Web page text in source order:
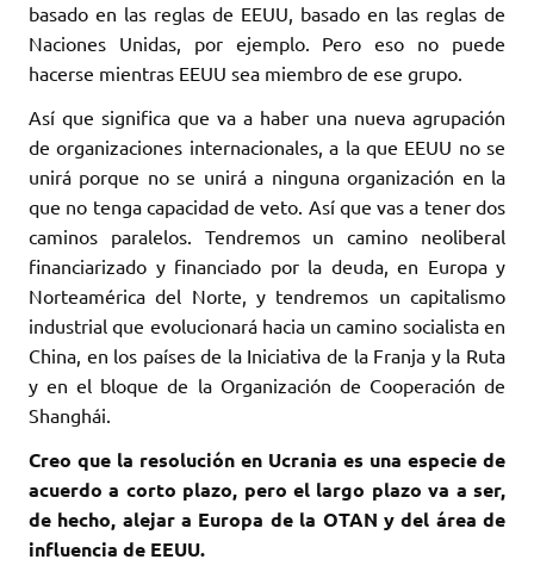
basado en las reglas de EEUU, basado en las reglas de
Naciones Unidas, por ejemplo. Pero eso no puede
hacerse mientras EEUU sea miembro de ese grupo.
Así que significa que va a haber una nueva agrupación
de organizaciones internacionales, a la que EEUU no se
unirá porque no se unirá a ninguna organización en la
que no tenga capacidad de veto. Así que vas a tener dos
caminos paralelos. Tendremos un camino neoliberal
financiarizado y financiado por la deuda, en Europa y
Norteamérica del Norte, y tendremos un capitalismo
industrial que evolucionará hacia un camino socialista en
China, en los países de la Iniciativa de la Franja y la Ruta
y en el bloque de la Organización de Cooperación de
Shanghái.
Creo que la resolución en Ucrania es una especie de
acuerdo a corto plazo, pero el largo plazo va a ser,
de hecho, alejar a Europa de la OTAN y del área de
influencia de EEUU.